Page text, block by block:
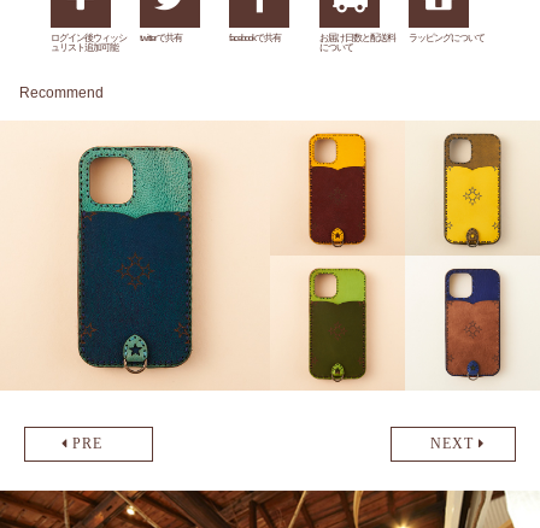
ログイン後ウィッシ
ュリスト追加可能
twitterで共有 facebookで共有
お届け日数と配送料
について
ラッピングについて
Recommend